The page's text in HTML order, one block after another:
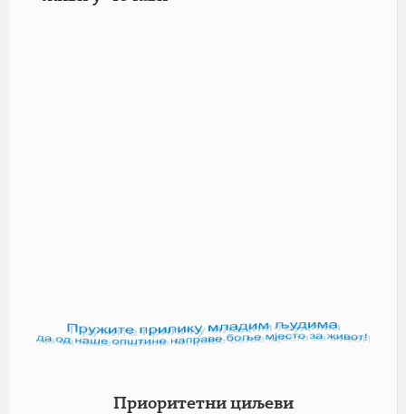
Приоритетни циљеви